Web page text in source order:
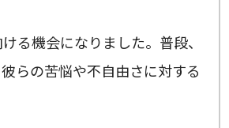
る機会になりました。普段、
らの苦悩や不自由さに対する